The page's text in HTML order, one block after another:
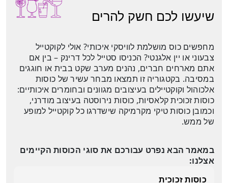
שיעשו לכם חשק להרים
מחפשים כוס מושלמת לוויסקי איכותי? אולי לקוקטייל
צבעוני או יין אלגנטי? הכניסו סטייל לכל דרינק – בין אם
אתם מארחים חברים, נהנים מערב שקט בבית או חוגגים
במסיבה. בקטגוריה זו תמצאו מבחר עשיר של כוסות
אלכוהול וקוקטיילים בעיצובים מגוונים ובחומרים איכותיים:
כוסות זכוכית קלאסיות, כוסות נירוסטה בעיצוב מודרני,
וכמובן כוסות טיקי מקרמיקה שישדרגו כל קוקטייל למופע
של ממש.
במאמר הבא נפרט עבורכם את סוגי הכוסות הקיימים
אצלנו:
כוסות זכוכית